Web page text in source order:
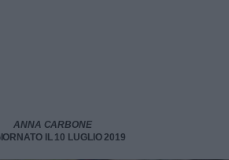
ANNA CARBONE
IL 10 LUGLIO 2019